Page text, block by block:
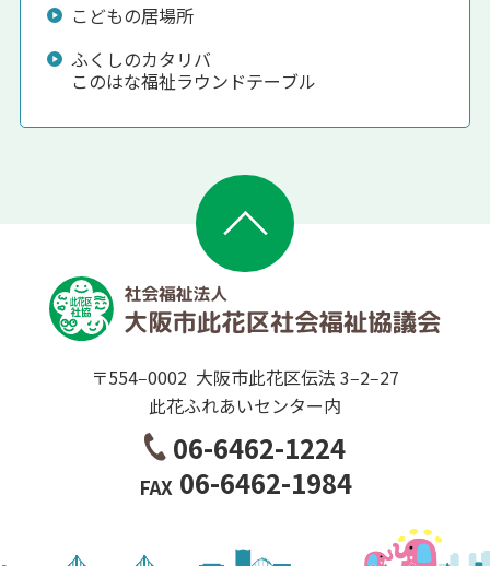
こどもの居場所
ふくしのカタリバ
このはな福祉ラウンドテーブル
〒554‒0002 大阪市此花区伝法 3‒2‒27
此花ふれあいセンター内
06-6462-1224
FAX 06-6462-1984